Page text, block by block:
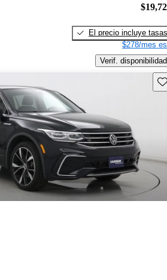
El precio incluye tasas
$278/mes
Verif. disponibilidad